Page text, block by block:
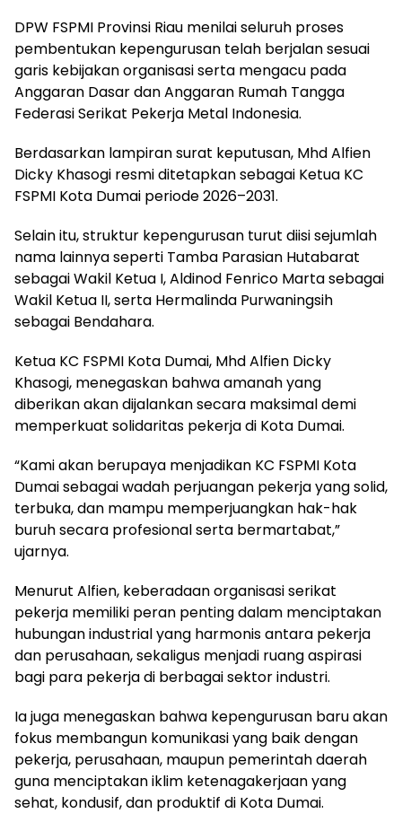
DPW FSPMI Provinsi Riau menilai seluruh proses
pembentukan kepengurusan telah berjalan sesuai
garis kebijakan organisasi serta mengacu pada
Anggaran Dasar dan Anggaran Rumah Tangga
Federasi Serikat Pekerja Metal Indonesia.
Berdasarkan lampiran surat keputusan, Mhd Alfien
Dicky Khasogi resmi ditetapkan sebagai Ketua KC
FSPMI Kota Dumai periode 2026–2031.
Selain itu, struktur kepengurusan turut diisi sejumlah
nama lainnya seperti Tamba Parasian Hutabarat
sebagai Wakil Ketua I, Aldinod Fenrico Marta sebagai
Wakil Ketua II, serta Hermalinda Purwaningsih
sebagai Bendahara.
Ketua KC FSPMI Kota Dumai, Mhd Alfien Dicky
Khasogi, menegaskan bahwa amanah yang
diberikan akan dijalankan secara maksimal demi
memperkuat solidaritas pekerja di Kota Dumai.
“Kami akan berupaya menjadikan KC FSPMI Kota
Dumai sebagai wadah perjuangan pekerja yang solid,
terbuka, dan mampu memperjuangkan hak-hak
buruh secara profesional serta bermartabat,”
ujarnya.
Menurut Alfien, keberadaan organisasi serikat
pekerja memiliki peran penting dalam menciptakan
hubungan industrial yang harmonis antara pekerja
dan perusahaan, sekaligus menjadi ruang aspirasi
bagi para pekerja di berbagai sektor industri.
Ia juga menegaskan bahwa kepengurusan baru akan
fokus membangun komunikasi yang baik dengan
pekerja, perusahaan, maupun pemerintah daerah
guna menciptakan iklim ketenagakerjaan yang
sehat, kondusif, dan produktif di Kota Dumai.